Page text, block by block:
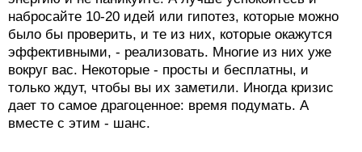
набросайте 10-20 идей или гипотез, которые можно
было бы проверить, и те из них, которые окажутся
эффективными, - реализовать. Многие из них уже
вокруг вас. Некоторые - просты и бесплатны, и
только ждут, чтобы вы их заметили. Иногда кризис
дает то самое драгоценное: время подумать. А
вместе с этим - шанс.